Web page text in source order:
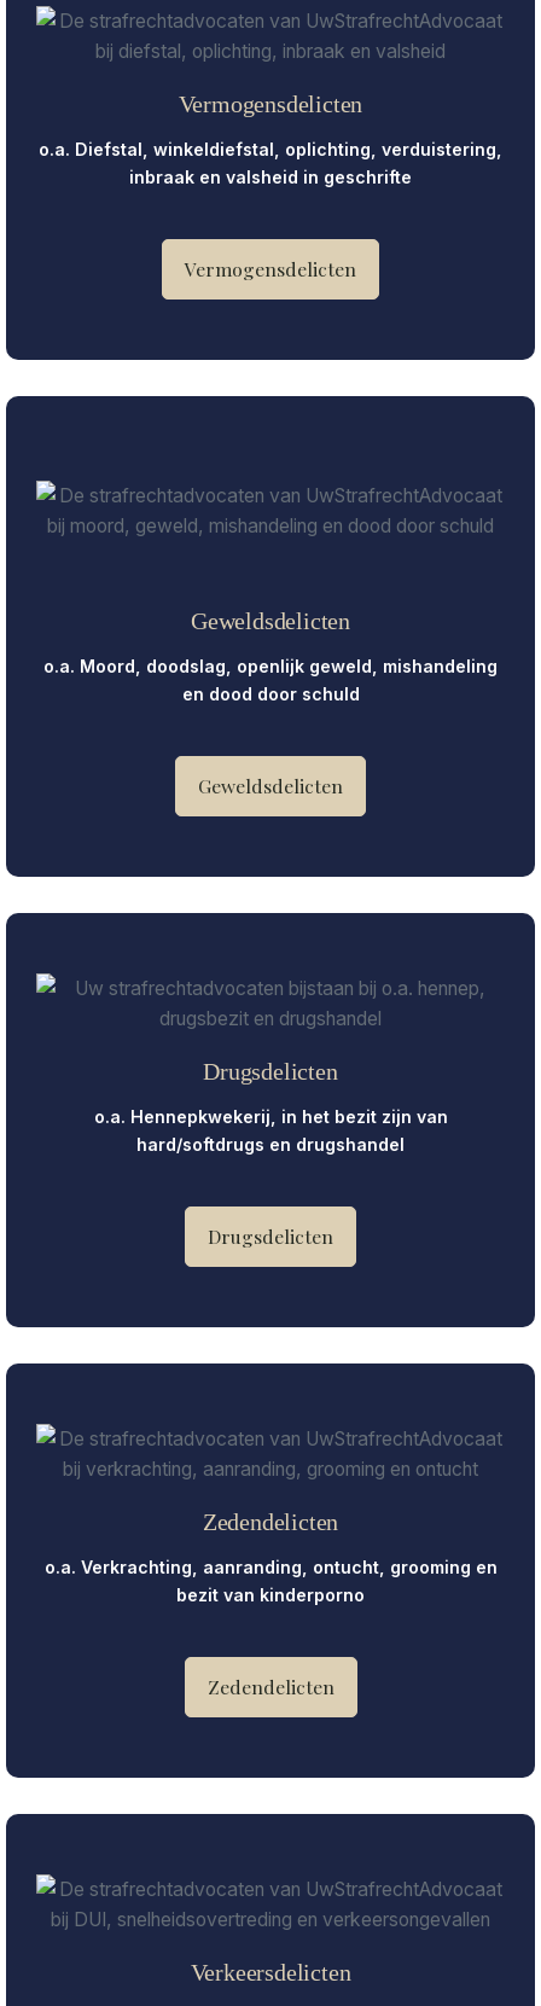
Vermogensdelicten
o.a. Diefstal, winkeldiefstal, oplichting, verduistering,
inbraak en valsheid in geschrifte
Vermogensdelicten
Geweldsdelicten
o.a. Moord, doodslag, openlijk geweld, mishandeling
en dood door schuld
Geweldsdelicten
Drugsdelicten
o.a. Hennepkwekerij, in het bezit zijn van
hard/softdrugs en drugshandel
Drugsdelicten
Zedendelicten
o.a. Verkrachting, aanranding, ontucht, grooming en
bezit van kinderporno
Zedendelicten
Verkeersdelicten